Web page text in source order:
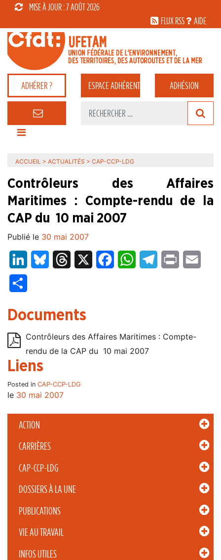
MISE À JOUR : 7 AOÛT 2026
FLUX RSS
AIDE
ADHÉRER ? ESPACEADHÉRENT ADHÉSION
ACTION
CARRIÈRES
CAP-CCP-LDG
DOSSIERS À LA UNE
PUBLICATIONS
VIE AU TRAVAIL
INFOS UTILES
ACCUEIL > ACTUALITÉS > CAP-CCP-LDG
Contrôleurs des Affaires
Maritimes : Compte-rendu de la
CAP du 10 mai 2007
Publié le 30 mai 2007
LinkedInBluesky Threads FacebookWhatsAppTelegram
Print
Documents
Contrôleurs des Affaires Maritimes : Compte-
rendu de la CAP du 10 mai 2007
Liens
Posted in CAP-CCP-LDG
le 30 mai 2007